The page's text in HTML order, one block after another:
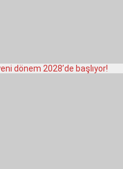
dönem 2028’de başlıyor!